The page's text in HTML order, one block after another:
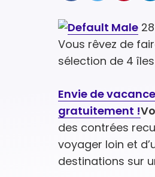
Vous rêvez de
sélection de 4
Envie de
gratuitement !
des contrées
voyager loin et
destinations sur